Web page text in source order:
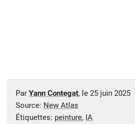
Par Yann Contegat, le 25 juin 2025
Source: New Atlas
Étiquettes: peinture, IA